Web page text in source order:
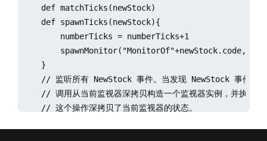
    def matchTicks(newStock)
    def spawnTicks(newStock){
        numberTicks = numberTicks+1
spawnMonitor("MonitorOf"+newStock.code,
    }
// 监听所有 NewStock 事件。当发现 NewStock 事件时
// 调用从当前监视器深拷贝构造一个监视器实例，并执行
    // 这个操作深拷贝了当前监视器的状态。